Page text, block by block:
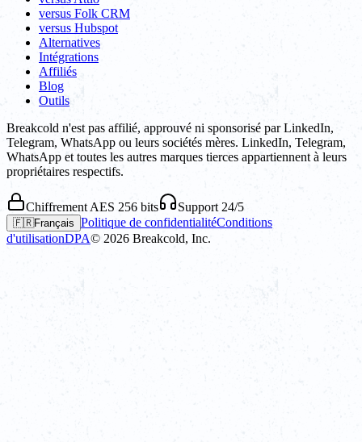
versus Folk CRM
versus Hubspot
Alternatives
Intégrations
Affiliés
Blog
Outils
Breakcold n'est pas affilié, approuvé ni sponsorisé par LinkedIn,
Telegram, WhatsApp ou leurs sociétés mères. LinkedIn, Telegram,
WhatsApp et toutes les autres marques tierces appartiennent à leurs
propriétaires respectifs.
Chiffrement AES 256 bits Support 24/5
🇫🇷Français Politique de confidentialitéConditions
d'utilisationDPA© 2026 Breakcold, Inc.